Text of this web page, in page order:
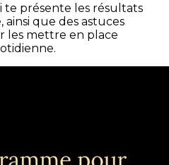
te présente les résultats
que des astuces
les mettre en place